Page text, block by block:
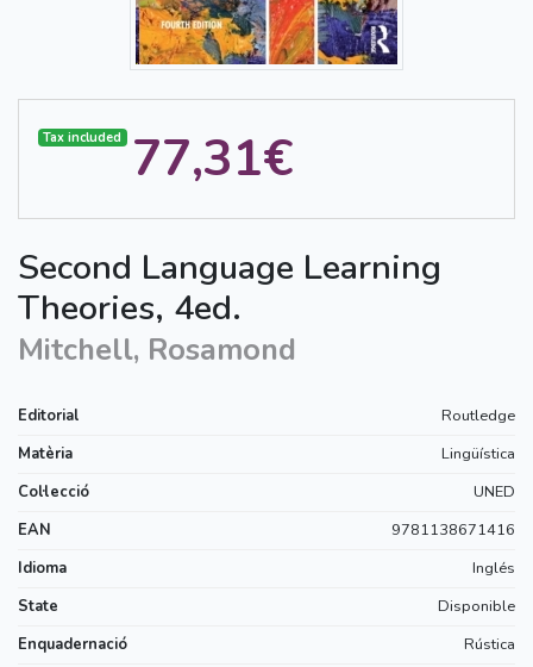
Second Language Learning
Theories, 4ed.
Mitchell, Rosamond
Editorial
Routledge
Matèria
Lingüística
Col·lecció
UNED
EAN
9781138671416
Idioma
Inglés
State
Disponible
Enquadernació
Rústica
Tax included 77,31€